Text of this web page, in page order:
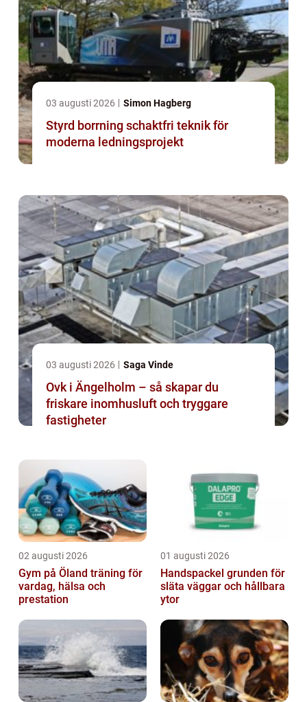
03 augusti 2026 Simon Hagberg
Styrd borrning schaktfri teknik för
moderna ledningsprojekt
03 augusti 2026 Saga Vinde
Ovk i Ängelholm – så skapar du
friskare inomhusluft och tryggare
fastigheter
02 augusti 2026
Gym på Öland träning för
vardag, hälsa och
prestation
01 augusti 2026
Handspackel grunden för
släta väggar och hållbara
ytor